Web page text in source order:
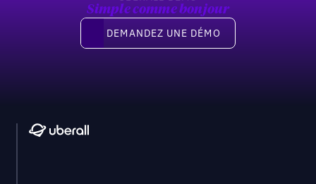
Simple comme bonjour
Demandez une démo
DEMANDEZ UNE DÉMO